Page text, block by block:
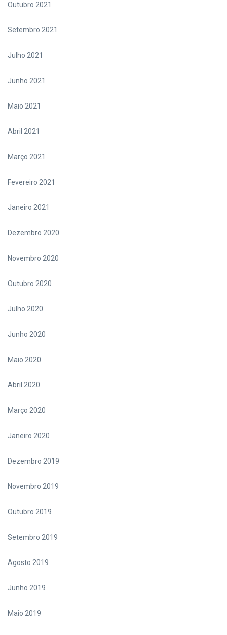
Outubro 2021
Setembro 2021
Julho 2021
Junho 2021
Maio 2021
Abril 2021
Março 2021
Fevereiro 2021
Janeiro 2021
Dezembro 2020
Novembro 2020
Outubro 2020
Julho 2020
Junho 2020
Maio 2020
Abril 2020
Março 2020
Janeiro 2020
Dezembro 2019
Novembro 2019
Outubro 2019
Setembro 2019
Agosto 2019
Junho 2019
Maio 2019